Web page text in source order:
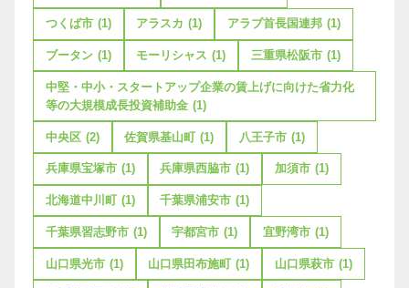
つくば市 (1) アラスカ (1) アラブ首長国連邦 (1)
ブータン (1) モーリシャス (1) 三重県松阪市 (1)
中堅・中小・スタートアップ企業の賃上げに向けた省力化
等の大規模成長投資補助金 (1)
中央区 (2) 佐賀県基山町 (1) 八王子市 (1)
兵庫県宝塚市 (1) 兵庫県西脇市 (1) 加須市 (1)
北海道中川町 (1) 千葉県浦安市 (1)
千葉県習志野市 (1) 宇都宮市 (1) 宜野湾市 (1)
山口県光市 (1) 山口県田布施町 (1) 山口県萩市 (1)